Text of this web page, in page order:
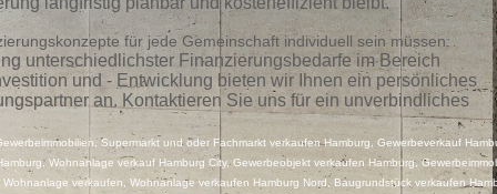
für jede Gemeinschaft individuell sein müssen:
unterschiedlichster Finanzierungsbedarfe im Bereich
und - Entwicklung bieten wir Ihnen ein persönliches
an. Kontaktieren Sie uns für ein unverbindliches
Supermarkt und oder Fachmarkt verkaufen Hamburg, Gewerbeverkauf
Wohnanlage verkauf Hamburg City, Gewerbeobjekt verkaufen Hamburg,
verkaufen, Wohnanlage verkaufen Hamburg Nord, Baugrundstück verkaufen